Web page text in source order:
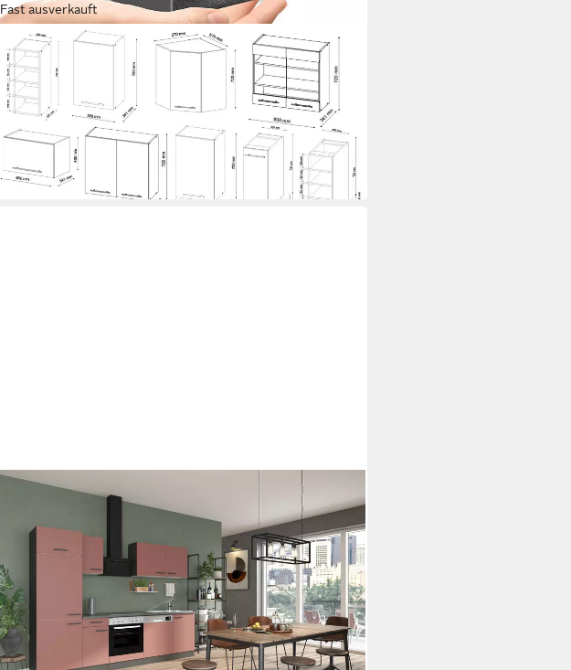
Fast ausverkauft
VICCO
Winkelküche Fame-Line, Bordeaux Hochglanz/Anthrazit,
347 x 257 cm, AP Anthrazit
2.475,90 € UVP3.020,90 €
-18%
lieferbar in 2 Wochen